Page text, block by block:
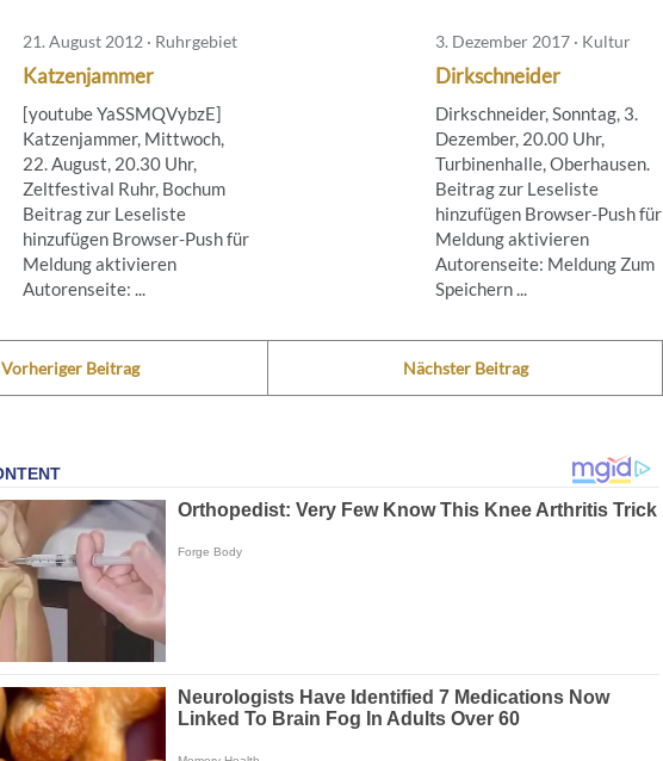
21. August 2012 · Ruhrgebiet
Katzenjammer
[youtube YaSSMQVybzE]
Katzenjammer, Mittwoch,
22. August, 20.30 Uhr,
Zeltfestival Ruhr, Bochum
Beitrag zur Leseliste
hinzufügen Browser-Push für
Meldung aktivieren
Autorenseite: ...
3. Dezember 2017 · Kultur
Dirkschneider
Dirkschneider, Sonntag, 3.
Dezember, 20.00 Uhr,
Turbinenhalle, Oberhausen.
Beitrag zur Leseliste
hinzufügen Browser-Push für
Meldung aktivieren
Autorenseite: Meldung Zum
Speichern ...
Vorheriger Beitrag Nächster Beitrag